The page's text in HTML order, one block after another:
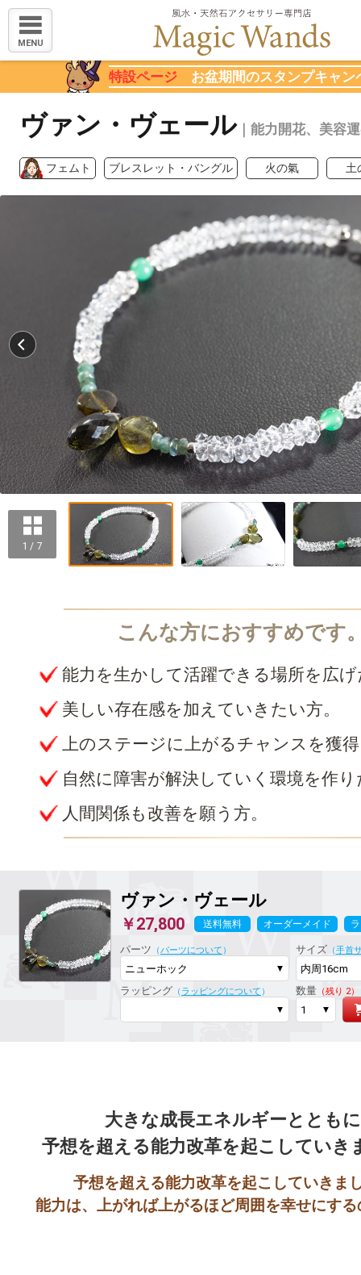
MENU
特設ページ お盆期間のスタンプキャン
ヴァン・ヴェール｜能力開花、美容
フェムト ブレスレット・バングル 火の氣 土
1 / 7
能力を生かして活躍できる場所を広
美しい存在感を加えていきたい方。
上のステージに上がるチャンスを獲
自然に障害が解決していく環境を作
人間関係も改善を願う方。
ヴァン・ヴェール
￥27,800 送料無料 オーダーメイド
パーツ （パーツについて ） サイズ （手首
ラッピング （ ラッピングについて ） 数量（残り 2）
大きな成長エネルギーととも
予想を超える能力改革を起こしていきま